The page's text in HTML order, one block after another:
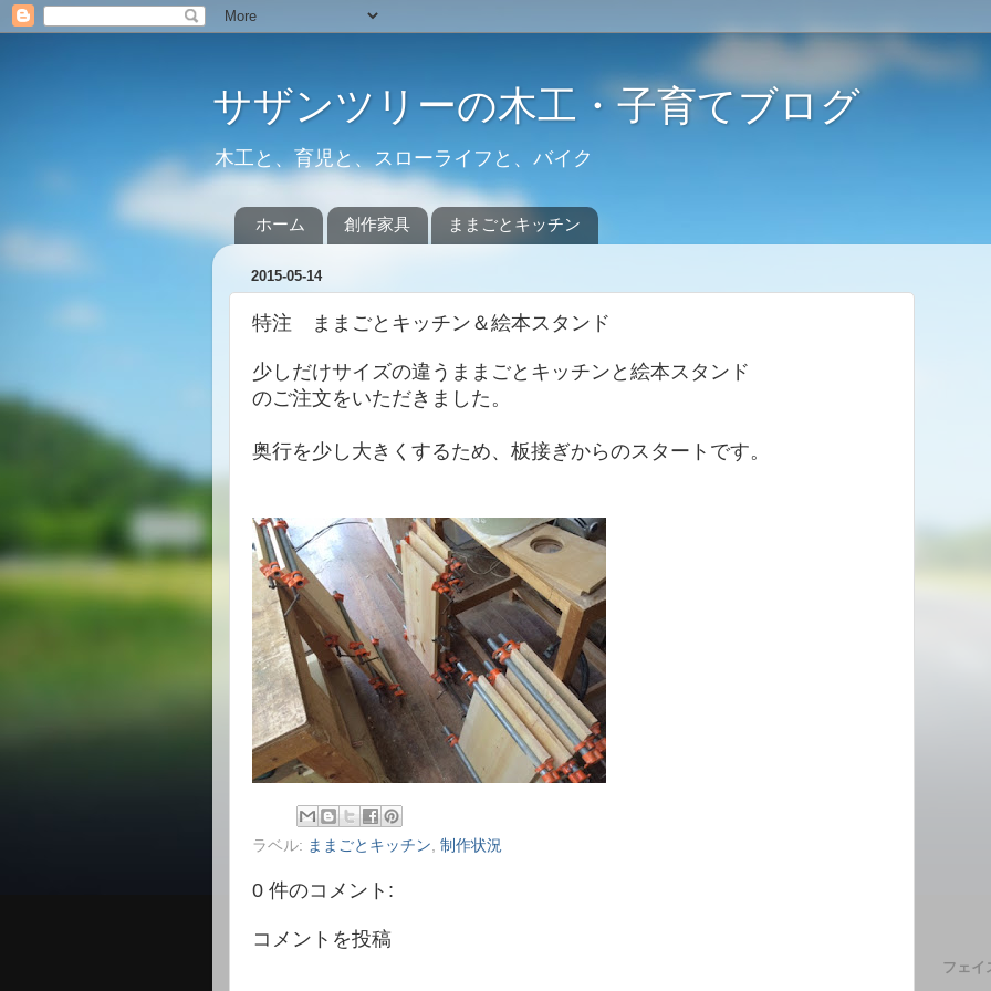
サザンツリーの木工・子育てブログ
木工と、育児と、スローライフと、バイク
ホーム 創作家具 ままごとキッチン
2015-05-14
特注 ままごとキッチン＆絵本スタンド
少しだけサイズの違うままごとキッチンと絵本スタンド
のご注文をいただきました。
奥行を少し大きくするため、板接ぎからのスタートです。
ラベル: ままごとキッチン 制作状況
0 件のコメント:
コメントを投稿
フェイ